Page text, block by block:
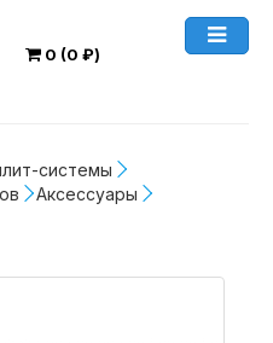
0 (0 ₽)
системы
Аксессуары